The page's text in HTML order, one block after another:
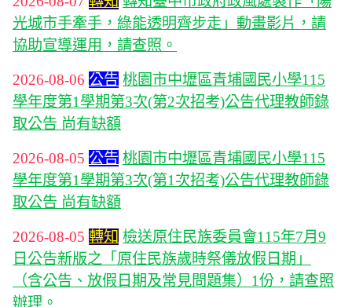
光城市手牽手，綠能透明齊步走」動畫影片，請
協助宣導運用，請查照。
2026-08-06 公告 桃園市中壢區青埔國民小學115
學年度第1學期第3次(第2次招考)公告代理教師錄
取公告 尚有缺額
2026-08-05 公告 桃園市中壢區青埔國民小學115
學年度第1學期第3次(第1次招考)公告代理教師錄
取公告 尚有缺額
2026-08-05 轉知 檢送原住民族委員會115年7月9
日公告新版之「原住民族歲時祭儀放假日期」
（含公告、放假日期及常見問題集）1份，請查照
辦理。